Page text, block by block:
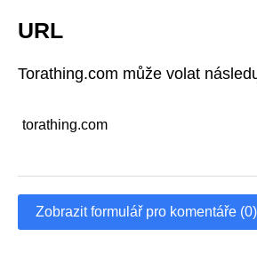
URL
Torathing.com může volat
torathing.com
Zobrazit formulář pro komentáře (0)